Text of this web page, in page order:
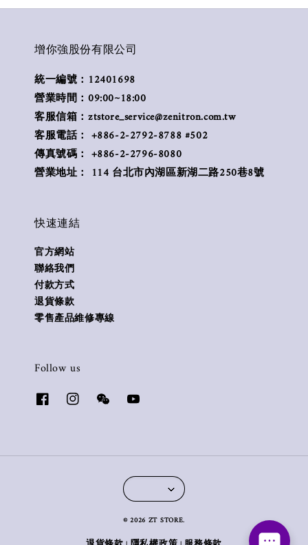
增你強股份有限公司
統一編號：12401698
營業時間：09:00~18:00
客服信箱：ztstore_service@zenitron.com.tw
客服電話： +886-2-2792-8788 #502
傳真號碼： +886-2-2796-8080
營業地址： 114 台北市內湖區新湖二路250巷8號
快速連結
官方網站
聯絡我們
付款方式
退貨條款
零售產品維修專線
Follow us
© 2026 ZT STORE.